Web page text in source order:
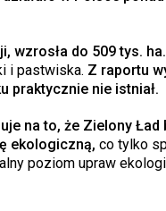
wzrosła do 509 tys. ha.
i pastwiska. Z raportu
praktycznie nie istniał.
na to, że Zielony Ład
ekologiczną, co tylko
poziom upraw